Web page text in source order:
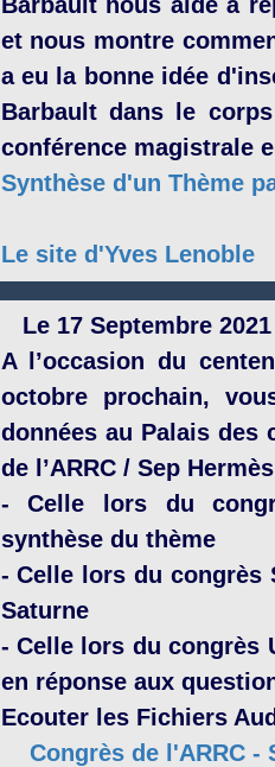
et nous montre
a eu la bonne idée
Barbault dans le
conférence magistrale
Synthèse d'un Thème
Le site d'Yves Lenoble
Le 17 Septembre
A l’occasion du
octobre prochain,
données au Palais des
de l’ARRC / Sep Hermès
- Celle lors du
synthèse du thème
- Celle lors du congrès
Saturne
- Celle lors du congrès
en réponse aux
Ecouter les Fichiers
Congrès de l'ARRC -